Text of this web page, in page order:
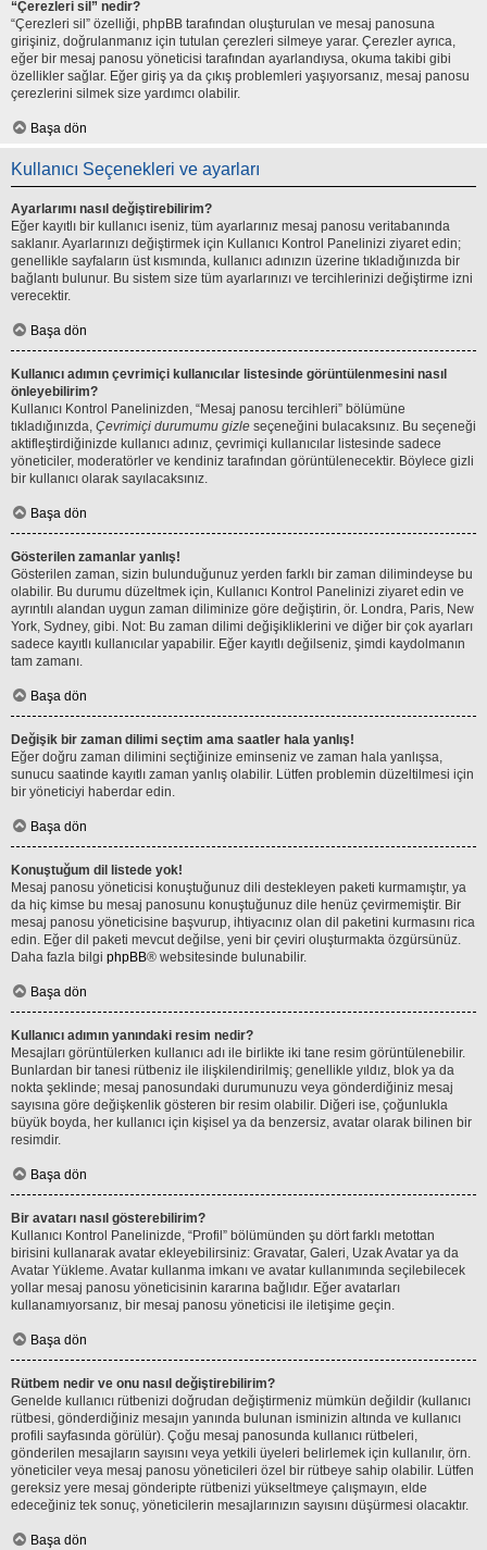
“Çerezleri sil” nedir?
“Çerezleri sil” özelliği, phpBB tarafından oluşturulan ve mesaj panosuna
girişiniz, doğrulanmanız için tutulan çerezleri silmeye yarar. Çerezler ayrıca,
eğer bir mesaj panosu yöneticisi tarafından ayarlandıysa, okuma takibi gibi
özellikler sağlar. Eğer giriş ya da çıkış problemleri yaşıyorsanız, mesaj panosu
çerezlerini silmek size yardımcı olabilir.
Başa dön
Kullanıcı Seçenekleri ve ayarları
Ayarlarımı nasıl değiştirebilirim?
Eğer kayıtlı bir kullanıcı iseniz, tüm ayarlarınız mesaj panosu veritabanında
saklanır. Ayarlarınızı değiştirmek için Kullanıcı Kontrol Panelinizi ziyaret edin;
genellikle sayfaların üst kısmında, kullanıcı adınızın üzerine tıkladığınızda bir
bağlantı bulunur. Bu sistem size tüm ayarlarınızı ve tercihlerinizi değiştirme izni
verecektir.
Başa dön
Kullanıcı adımın çevrimiçi kullanıcılar listesinde görüntülenmesini nasıl
önleyebilirim?
Kullanıcı Kontrol Panelinizden, “Mesaj panosu tercihleri” bölümüne
tıkladığınızda, Çevrimiçi durumumu gizle seçeneğini bulacaksınız. Bu seçeneği
aktifleştirdiğinizde kullanıcı adınız, çevrimiçi kullanıcılar listesinde sadece
yöneticiler, moderatörler ve kendiniz tarafından görüntülenecektir. Böylece gizli
bir kullanıcı olarak sayılacaksınız.
Başa dön
Gösterilen zamanlar yanlış!
Gösterilen zaman, sizin bulunduğunuz yerden farklı bir zaman dilimindeyse bu
olabilir. Bu durumu düzeltmek için, Kullanıcı Kontrol Panelinizi ziyaret edin ve
ayrıntılı alandan uygun zaman diliminize göre değiştirin, ör. Londra, Paris, New
York, Sydney, gibi. Not: Bu zaman dilimi değişikliklerini ve diğer bir çok ayarları
sadece kayıtlı kullanıcılar yapabilir. Eğer kayıtlı değilseniz, şimdi kaydolmanın
tam zamanı.
Başa dön
Değişik bir zaman dilimi seçtim ama saatler hala yanlış!
Eğer doğru zaman dilimini seçtiğinize eminseniz ve zaman hala yanlışsa,
sunucu saatinde kayıtlı zaman yanlış olabilir. Lütfen problemin düzeltilmesi için
bir yöneticiyi haberdar edin.
Başa dön
Konuştuğum dil listede yok!
Mesaj panosu yöneticisi konuştuğunuz dili destekleyen paketi kurmamıştır, ya
da hiç kimse bu mesaj panosunu konuştuğunuz dile henüz çevirmemiştir. Bir
mesaj panosu yöneticisine başvurup, ihtiyacınız olan dil paketini kurmasını rica
edin. Eğer dil paketi mevcut değilse, yeni bir çeviri oluşturmakta özgürsünüz.
Daha fazla bilgi phpBB® websitesinde bulunabilir.
Başa dön
Kullanıcı adımın yanındaki resim nedir?
Mesajları görüntülerken kullanıcı adı ile birlikte iki tane resim görüntülenebilir.
Bunlardan bir tanesi rütbeniz ile ilişkilendirilmiş; genellikle yıldız, blok ya da
nokta şeklinde; mesaj panosundaki durumunuzu veya gönderdiğiniz mesaj
sayısına göre değişkenlik gösteren bir resim olabilir. Diğeri ise, çoğunlukla
büyük boyda, her kullanıcı için kişisel ya da benzersiz, avatar olarak bilinen bir
resimdir.
Başa dön
Bir avatarı nasıl gösterebilirim?
Kullanıcı Kontrol Panelinizde, “Profil” bölümünden şu dört farklı metottan
birisini kullanarak avatar ekleyebilirsiniz: Gravatar, Galeri, Uzak Avatar ya da
Avatar Yükleme. Avatar kullanma imkanı ve avatar kullanımında seçilebilecek
yollar mesaj panosu yöneticisinin kararına bağlıdır. Eğer avatarları
kullanamıyorsanız, bir mesaj panosu yöneticisi ile iletişime geçin.
Başa dön
Rütbem nedir ve onu nasıl değiştirebilirim?
Genelde kullanıcı rütbenizi doğrudan değiştirmeniz mümkün değildir (kullanıcı
rütbesi, gönderdiğiniz mesajın yanında bulunan isminizin altında ve kullanıcı
profili sayfasında görülür). Çoğu mesaj panosunda kullanıcı rütbeleri,
gönderilen mesajların sayısını veya yetkili üyeleri belirlemek için kullanılır, örn.
yöneticiler veya mesaj panosu yöneticileri özel bir rütbeye sahip olabilir. Lütfen
gereksiz yere mesaj gönderipte rütbenizi yükseltmeye çalışmayın, elde
edeceğiniz tek sonuç, yöneticilerin mesajlarınızın sayısını düşürmesi olacaktır.
Başa dön